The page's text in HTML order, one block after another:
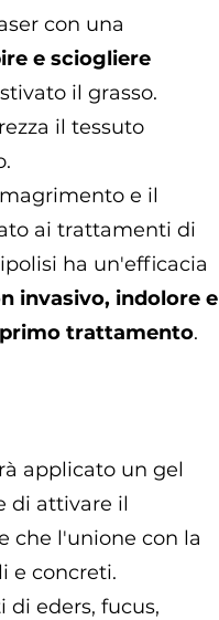
con una
e sciogliere
il grasso.
il tessuto
e il
ai trattamenti di
ha un'efficacia
invasivo, indolore e
trattamento.
applicato un gel
di attivare il
che l'unione con la
e concreti.
di eders, fucus,